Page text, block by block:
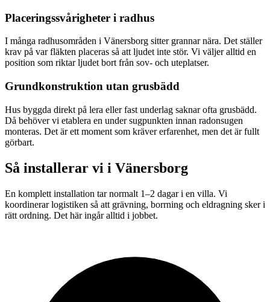
Placeringssvårigheter i radhus
I många radhusområden i Vänersborg sitter grannar nära. Det ställer
krav på var fläkten placeras så att ljudet inte stör. Vi väljer alltid en
position som riktar ljudet bort från sov- och uteplatser.
Grundkonstruktion utan grusbädd
Hus byggda direkt på lera eller fast underlag saknar ofta grusbädd.
Då behöver vi etablera en under sugpunkten innan radonsugen
monteras. Det är ett moment som kräver erfarenhet, men det är fullt
görbart.
Så installerar vi i Vänersborg
En komplett installation tar normalt 1–2 dagar i en villa. Vi
koordinerar logistiken så att grävning, borrning och eldragning sker i
rätt ordning. Det här ingår alltid i jobbet.